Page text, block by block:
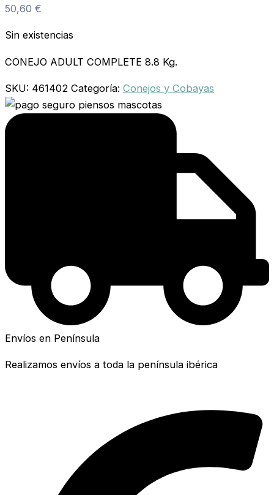
50,60 €
Sin existencias
CONEJO ADULT COMPLETE 8.8 Kg.
SKU: 461402 Categoría: Conejos y Cobayas
Envíos en Península
Realizamos envíos a toda la península ibérica